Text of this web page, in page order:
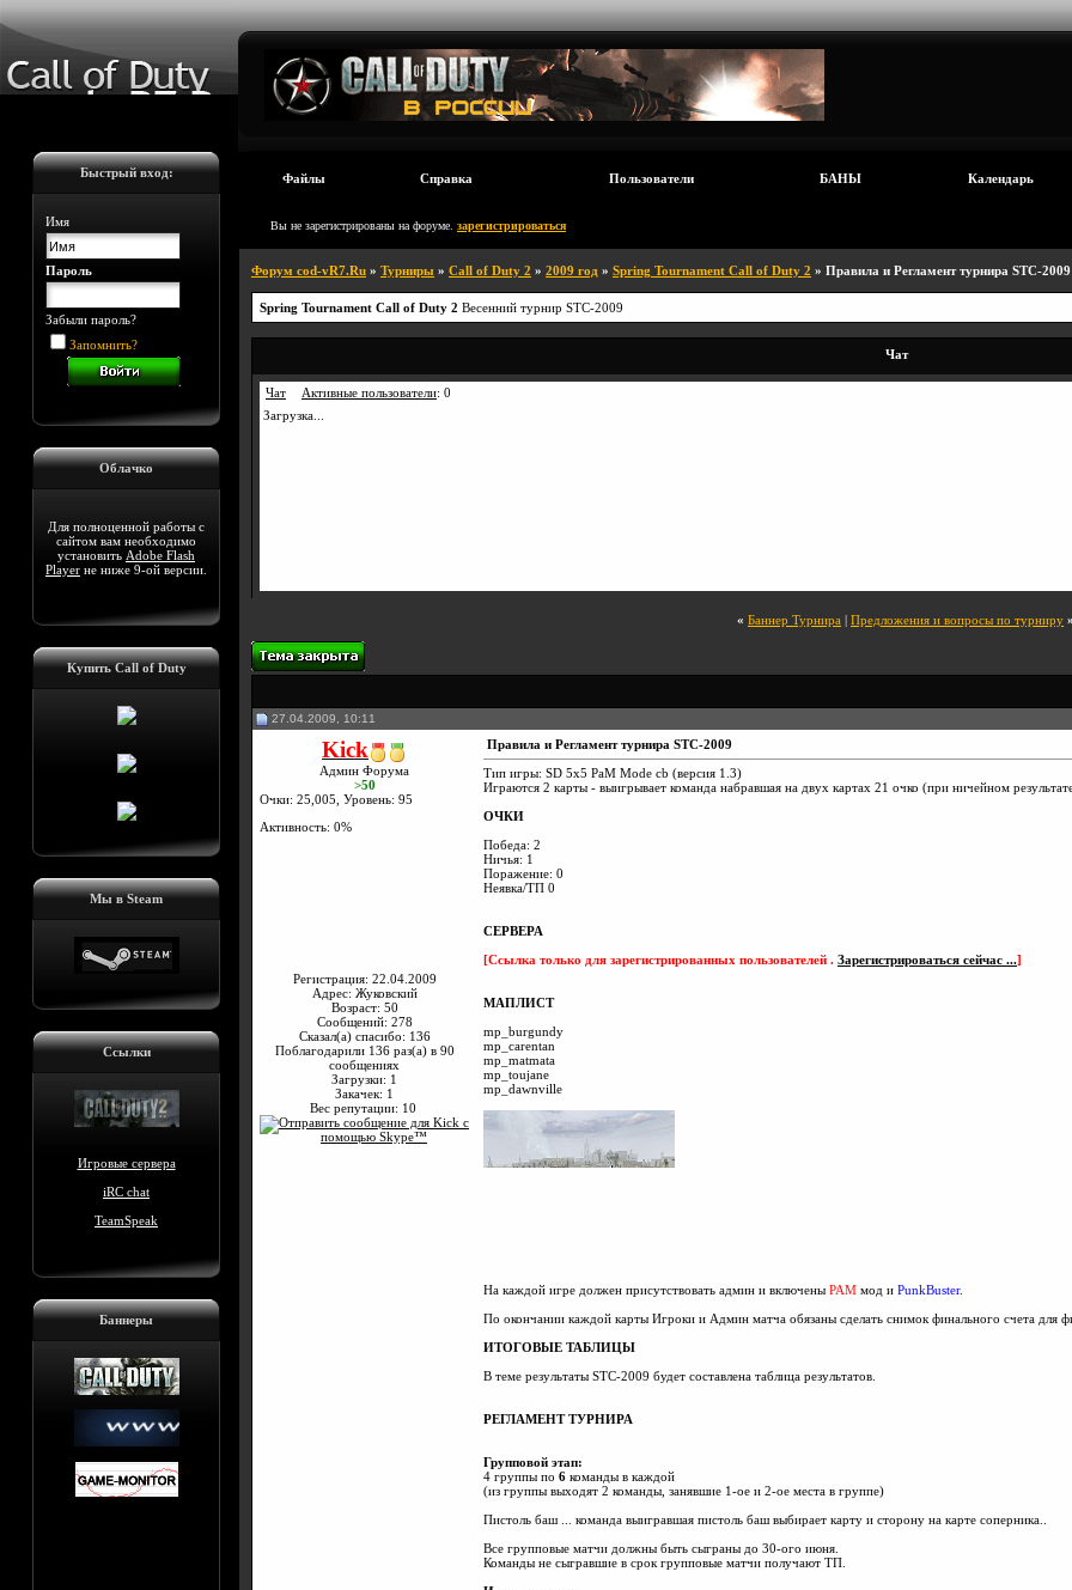
Быстрый вход:
Имя
Пароль
Забыли пароль?
Запомнить?
Облачко
Для полноценной работы с
сайтом вам необходимо
установить Adobe Flash
Player не ниже 9-ой версии.
Купить Call of Duty
Мы в Steam
Ссылки
Игровые сервера
iRC chat
TeamSpeak
Баннеры
Файлы Справка Пользователи БАНЫ Календарь
Вы не зарегистрированы на форуме. зарегистрироваться
Форум cod-vR7.Ru » Турниры » Call of Duty 2 » 2009 год » Spring Tournament Call of Duty 2 » Правила и Регламент турнира STC-2009
Spring Tournament Call of Duty 2 Весенний турнир STC-2009
Чат
Чат Активные пользователи: 0
Загрузка...
« Баннер Турнира | Предложения и вопросы по турниру
27.04.2009, 10:11
Kick
Админ Форума
>50
Очки: 25,005, Уровень: 95
Активность: 0%
Регистрация: 22.04.2009
Адрес: Жуковский
Возраст: 50
Сообщений: 278
Сказал(а) спасибо: 136
Поблагодарили 136 раз(а) в 90
сообщениях
Загрузки: 1
Закачек: 1
Вес репутации: 10
Правила и Регламент турнира STC-2009
Тип игры: SD 5х5 PaM Mode cb (версия 1.3)
Играются 2 карты - выигрывает команда набравшая на двух картах 21 очко (при ничейном
ОЧКИ
Победа: 2
Ничья: 1
Поражение: 0
Неявка/ТП 0
СЕРВЕРА
[Ссылка только для зарегистрированных пользователей . Зарегистрироваться сейчас ...]
МАПЛИСТ
mp_burgundy
mp_carentan
mp_matmata
mp_toujane
mp_dawnville
На каждой игре должен присутствовать админ и включены PAM мод и PunkBuster.
По окончании каждой карты Игроки и Админ матча обязаны сделать снимок финального счета для
ИТОГОВЫЕ ТАБЛИЦЫ
В теме результаты STC-2009 будет составлена таблица результатов.
РЕГЛАМЕНТ ТУРНИРА
Групповой этап:
4 группы по 6 команды в каждой
(из группы выходят 2 команды, занявшие 1-ое и 2-ое места в группе)
Пистоль баш ... команда выигравшая пистоль баш выбирает карту и сторону на карте соперника..
Все групповые матчи должны быть сыграны до 30-ого июня.
Команды не сыгравшие в срок групповые матчи получают ТП.